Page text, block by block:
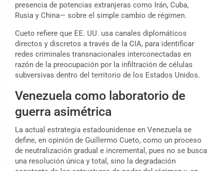
presencia de potencias extranjeras como Irán, Cuba,
Rusia y China— sobre el simple cambio de régimen.
Cueto refiere que EE. UU. usa canales diplomáticos
directos y discretos a través de la CIA, para identificar
redes criminales transnacionales interconectadas en
razón de la preocupación por la infiltración de células
subversivas dentro del territorio de los Estados Unidos.
Venezuela como laboratorio de
guerra asimétrica
La actual estrategia estadounidense en Venezuela se
define, en opinión de Guillermo Cueto, como un proceso
de neutralización gradual e incremental, pues no se busca
una resolución única y total, sino la degradación